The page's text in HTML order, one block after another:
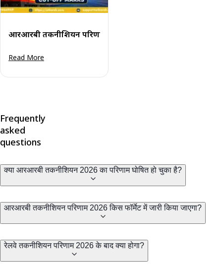
आरआरबी तकनीशियन परिणाम 2026: ग्रेड 3 सीबीटी परिणाम एवं
Read More
Frequently
asked
questions
क्या आरआरबी तकनीशियन 2026 का परिणाम घोषित हो चुका है?
आरआरबी तकनीशियन परिणाम 2026 किस फॉर्मेट में जारी किया जाएगा?
रेलवे तकनीशियन परिणाम 2026 के बाद क्या होगा?